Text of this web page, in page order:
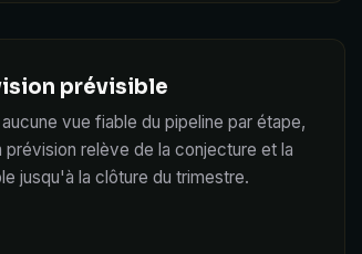
prévisible
vue fiable du pipeline par étape,
prévision relève de la conjecture et la
jusqu'à la clôture du trimestre.